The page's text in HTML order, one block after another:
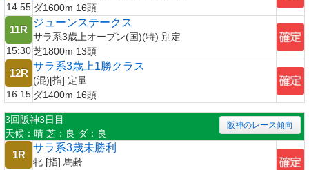
14:55 ダ1600m 16頭
11R
15:30
ジューンステークス
サラ系3歳上オープン(国)(特) 別定
芝1800m 13頭
12R
16:15
サラ系3歳上1勝クラス
(混)[指] 定量
ダ1400m 16頭
3回阪神3日目
天候：晴 芝：良 ダ：良
阪神のレース傾向
1R
サラ系3歳未勝利
牝 [指] 馬齢